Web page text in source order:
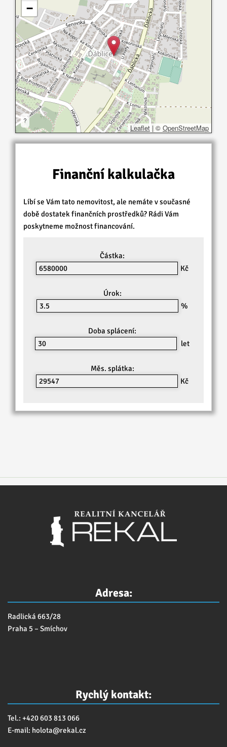
−
?
Leaflet | © OpenStreetMap
Finanční kalkulačka
Líbí se Vám tato nemovitost, ale nemáte v současné
době dostatek finančních prostředků? Rádi Vám
poskytneme možnost financování.
Částka:
Kč
Úrok:
%
Doba splácení:
let
Měs. splátka:
Kč
Adresa:
Radlická 663/28
Praha 5 – Smíchov
Rychlý kontakt:
Tel.: +420 603 813 066
E-mail: holota@rekal.cz